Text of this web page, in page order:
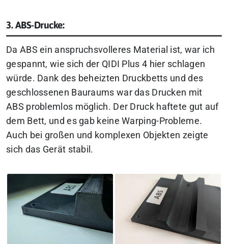
3. ABS-Drucke:
Da ABS ein anspruchsvolleres Material ist, war ich
gespannt, wie sich der QIDI Plus 4 hier schlagen
würde. Dank des beheizten Druckbetts und des
geschlossenen Bauraums war das Drucken mit
ABS problemlos möglich. Der Druck haftete gut auf
dem Bett, und es gab keine Warping-Probleme.
Auch bei großen und komplexen Objekten zeigte
sich das Gerät stabil.